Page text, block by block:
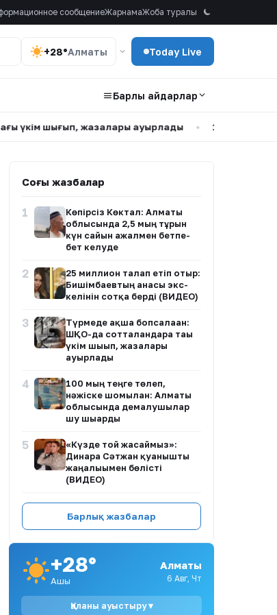
сообщениеЖарнамаЖоба туралы
+28°Алматы Today Live
Барлық айдарлар
жазалары ауырлады • 100 мың теңге
Соңғы жазбалар
1
Көпірсіз Көктaл: Алматы
облысында 2,5 мың тұрғын
күн сайын ажалмен бетпе-
бет келуде
2
25 миллион талап етіп отыр:
Бишімбаевтың анасы экс-
келінін сотқа берді (ВИДЕО)
3
Түрмеде ақша бопсалаған:
ШҚО-да сотталғандарға тағы
үкім шығып, жазалары
ауырлады
4
100 мың теңге төлеп,
нәжіске шомылған: Алматы
облысында демалушылар
шу шығарды
5
«Күзде той жасаймыз»:
Динара Сәтжан қуанышты
жаңалығымен бөлісті
(ВИДЕО)
6
Айгүл Иманбаева бір әкеден
туған бауырлар туралы
пікірін білдірді
Бүркіттің дүкендегі
кездесуі желіде қызу
Барлық жазбалар
+28°
Ашық
Алматы
6 Авг, Чт
Қаланы ауыстыру ▾